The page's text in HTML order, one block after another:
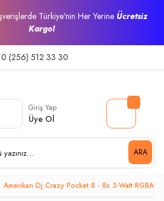
Türkiye'nin Her Yerine Ücretsiz
Kargo!
0 (256) 512 33 30
ARA
Giriş Yap
Üye Ol
Amerikan Dj Crazy Pocket 8 - 8x 3-Watt RGBA